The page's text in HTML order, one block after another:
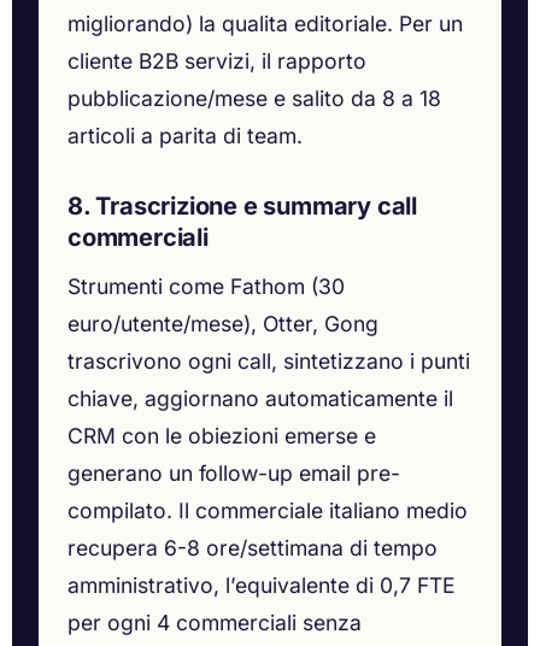
migliorando) la qualita editoriale. Per un
cliente B2B servizi, il rapporto
pubblicazione/mese e salito da 8 a 18
articoli a parita di team.
8. Trascrizione e summary call
commerciali
Strumenti come Fathom (30
euro/utente/mese), Otter, Gong
trascrivono ogni call, sintetizzano i punti
chiave, aggiornano automaticamente il
CRM con le obiezioni emerse e
generano un follow-up email pre-
compilato. Il commerciale italiano medio
recupera 6-8 ore/settimana di tempo
amministrativo, l’equivalente di 0,7 FTE
per ogni 4 commerciali senza